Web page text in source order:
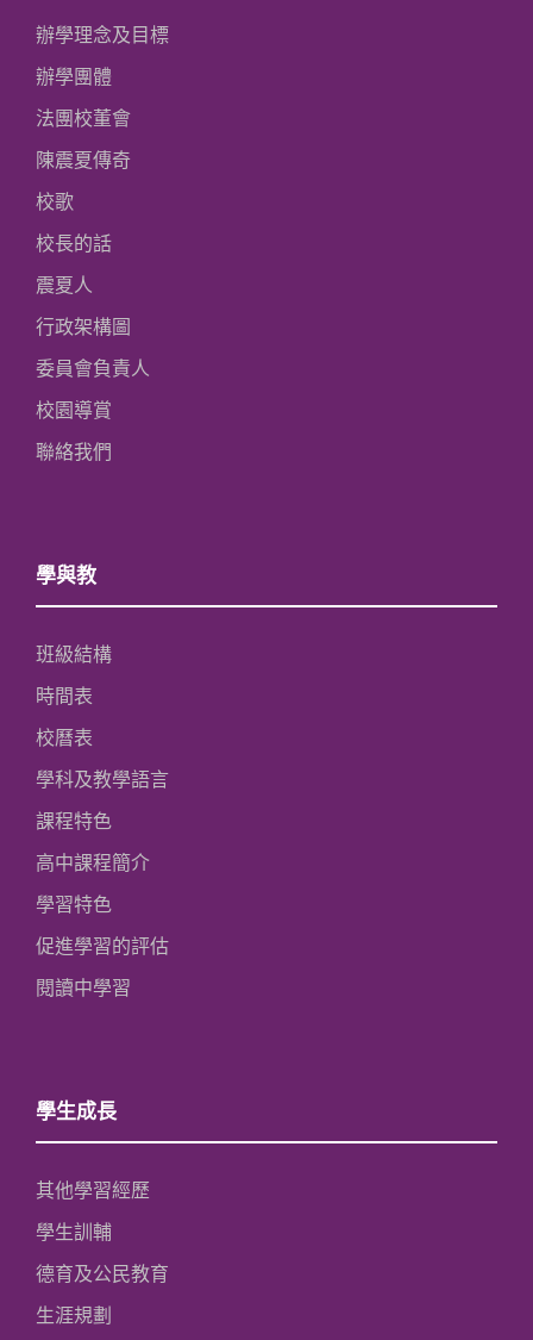
辦學理念及目標
辦學團體
法團校董會
陳震夏傳奇
校歌
校長的話
震夏人
行政架構圖
委員會負責人
校園導賞
聯絡我們
學與教
班級結構
時間表
校曆表
學科及教學語言
課程特色
高中課程簡介
學習特色
促進學習的評估
閱讀中學習
學生成長
其他學習經歷
學生訓輔
德育及公民教育
生涯規劃